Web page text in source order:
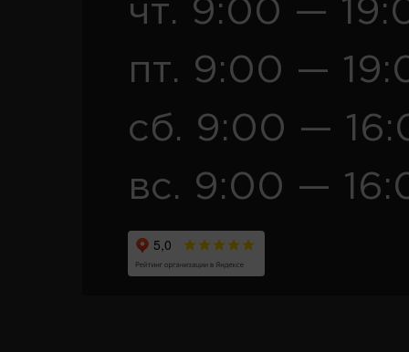
чт. 9:00 —
пт. 9:00 —
сб. 9:00 —
вс. 9:00 —